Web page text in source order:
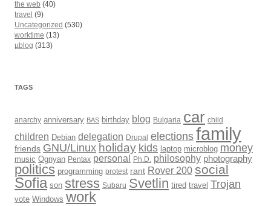
the web (40)
travel (9)
Uncategorized (530)
worktime (13)
µblog (313)
TAGS
anarchy anniversary BAS birthday blog Bulgaria car child
children Debian delegation Drupal elections family
friends GNU/Linux holiday kids laptop microblog money
music Ognyan Pentax personal Ph.D. philosophy photography
politics programming protest rant Rover 200 social
Sofia son stress Subaru Svetlin tired travel Trojan
vote Windows work